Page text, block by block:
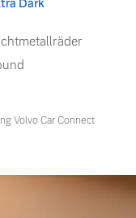
Dark
Volvo Car Connect